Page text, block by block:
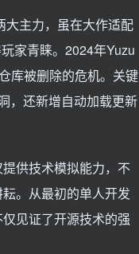
大主力，虽在大作适配
家青睐。2024年Yuzu
库被删除的危机。关键
，还新增自动加载更新
供技术模拟能力，不
。从最初的单人开发
见证了开源技术的强